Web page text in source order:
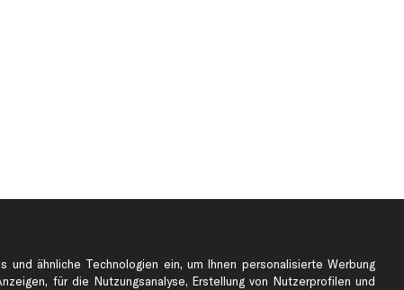
ähnliche Technologien ein, um Ihnen personalisierte Werbung
für die Nutzungsanalyse, Erstellung von Nutzerprofilen und